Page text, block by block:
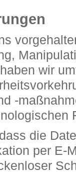
wir
-
die
per E-